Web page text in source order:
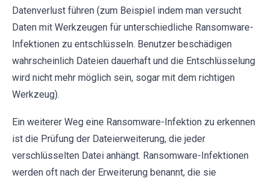
Datenverlust führen (zum Beispiel indem man versucht
Daten mit Werkzeugen für unterschiedliche Ransomware-
Infektionen zu entschlüsseln. Benutzer beschädigen
wahrscheinlich Dateien dauerhaft und die Entschlüsselung
wird nicht mehr möglich sein, sogar mit dem richtigen
Werkzeug).
Ein weiterer Weg eine Ransomware-Infektion zu erkennen
ist die Prüfung der Dateierweiterung, die jeder
verschlüsselten Datei anhängt. Ransomware-Infektionen
werden oft nach der Erweiterung benannt, die sie